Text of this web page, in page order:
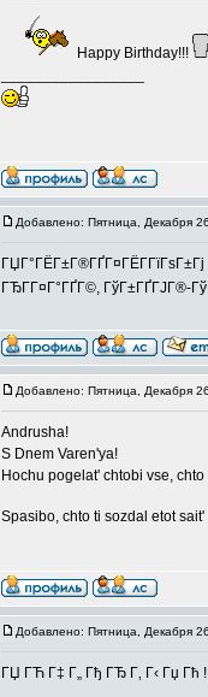
Happy Birthday!!!
Добавлено: Пятница, Декабря
ГЂГ­Г¤Г°ГҐГ©, ГўГ±ГҐГЈГ®-
Добавлено: Пятница, Декабря
Andrusha!
S Dnem Varen'ya!
Hochu pogelat' chtobi vse,
Spasibo, chto ti sozdal etot
Добавлено: Пятница, Декабря
ГЏ ГЋ Г‡ Г„ Гђ ГЂ Г‚ Г‹ Гџ Гћ !